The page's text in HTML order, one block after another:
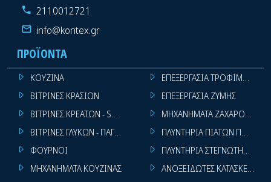
2110012721
info@kontex.gr
ΠΡΟΪΌΝΤΑ
ΚΟΥΖΙΝΑ
ΒΙΤΡΙΝΕΣ ΚΡΑΣΙΩΝ
ΒΙΤΡΙΝΕΣ ΚΡΕΑΤΩΝ - SUPER MARKET
ΒΙΤΡΙΝΕΣ ΓΛΥΚΩΝ - ΠΑΓΩΤΩΝ
ΦΟΥΡΝΟΙ
ΜΗΧΑΝΗΜΑΤΑ ΚΟΥΖΙΝΑΣ
ΕΠΕΞΕΡΓΑΣΙΑ ΤΡΟΦΙΜΩΝ
ΕΠΕΞΕΡΓΑΣΙΑ ΖΥΜΗΣ
ΜΗΧΑΝΗΜΑΤΑ
ΠΛΥΝΤΗΡΙΑ ΠΙΑΤΩΝ
ΠΛΥΝΤΗΡΙΑ ΣΤΕΓΝΩΤΗΡΙΑ
ΑΝΟΞΕΙΔΩΤΕΣ ΚΑΤΑΣΚΕΥΕΣ